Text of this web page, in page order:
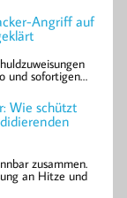
Angriff auf
und sofortigen…
Wie schützt
zusammen.
an Hitze und